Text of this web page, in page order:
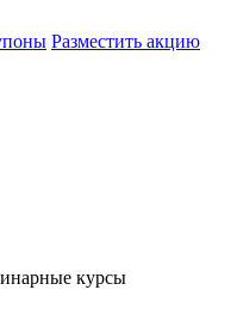
Разместить акцию
курсы